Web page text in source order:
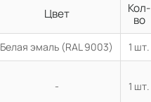
Цвет
Кол-
во
Белая эмаль (RAL 9003) 1 шт.
- 1 шт.